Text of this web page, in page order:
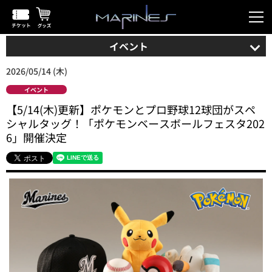
イベント
2026/05/14 (木)
イベント
【5/14(木)更新】ポケモンとプロ野球12球団がスペ
シャルタッグ！「ポケモンベースボールフェスタ202
6」開催決定